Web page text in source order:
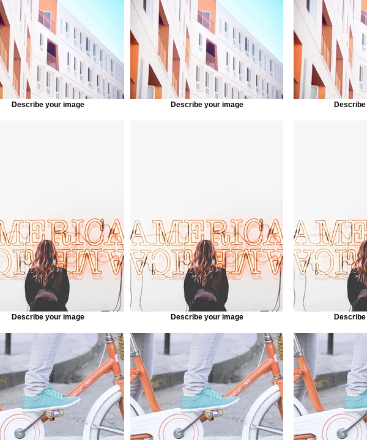
Describe your image
Describe your image
Describe your image
Describe your image
Describe
Describe